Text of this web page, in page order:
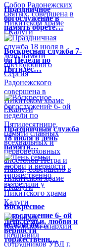
Праздничное
богослужение в
память обрете…
Воскресная служба 7-
ой Недели по
Пятидес…
Праздничная служба
18 июля в день
памяти…
Воскресное
богослужение 6- ой
недели по …
День семьи, любви и
верности
торжественн…